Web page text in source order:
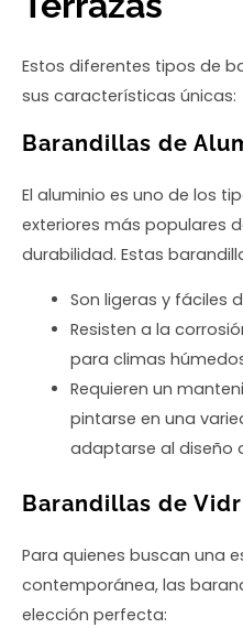
Estos diferentes tipos de
sus características únicas:
Barandillas de
El aluminio es uno de los
exteriores más populares
durabilidad. Estas
Son ligeras y fáciles
Resisten a la
para climas
Requieren un
pintarse en una
adaptarse al diseño
Barandillas de
Para quienes buscan una
contemporánea, las
elección perfecta: